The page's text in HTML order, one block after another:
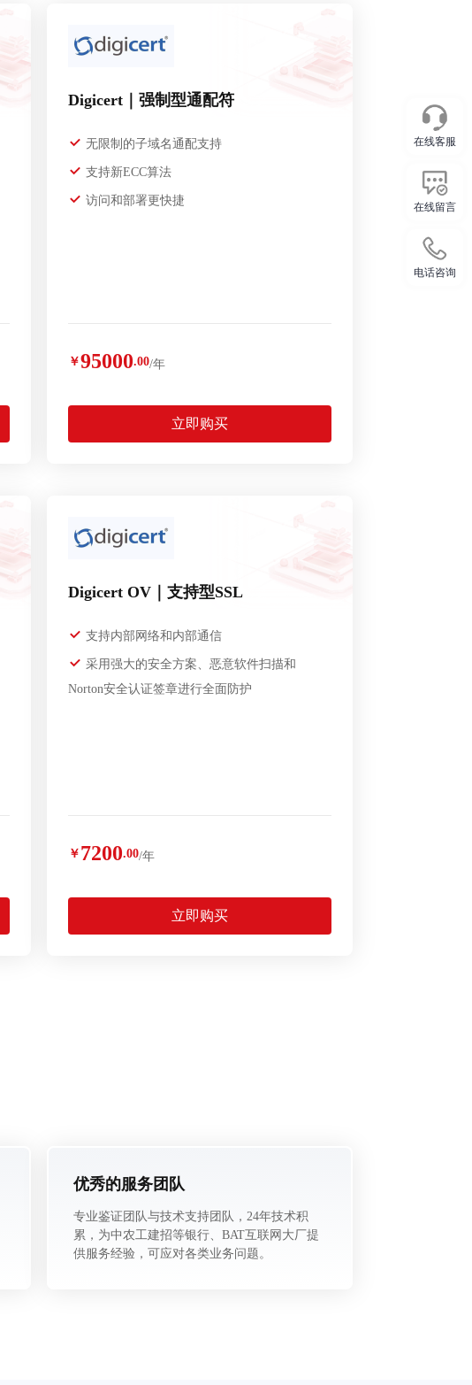
Digicert｜强制型通配符
无限制的子域名通配支持
支持新ECC算法
访问和部署更快捷
￥95000.00/年
立即购买
Digicert OV｜支持型SSL
支持内部网络和内部通信
采用强大的安全方案、恶意软件扫描和
Norton安全认证签章进行全面防护
￥ 7200.00/年
立即购买
优秀的服务团队
专业鉴证团队与技术支持团队，24年技术积
累，为中农工建招等银行、BAT互联网大厂提
供服务经验，可应对各类业务问题。
在线客服
在线留言
电话咨询